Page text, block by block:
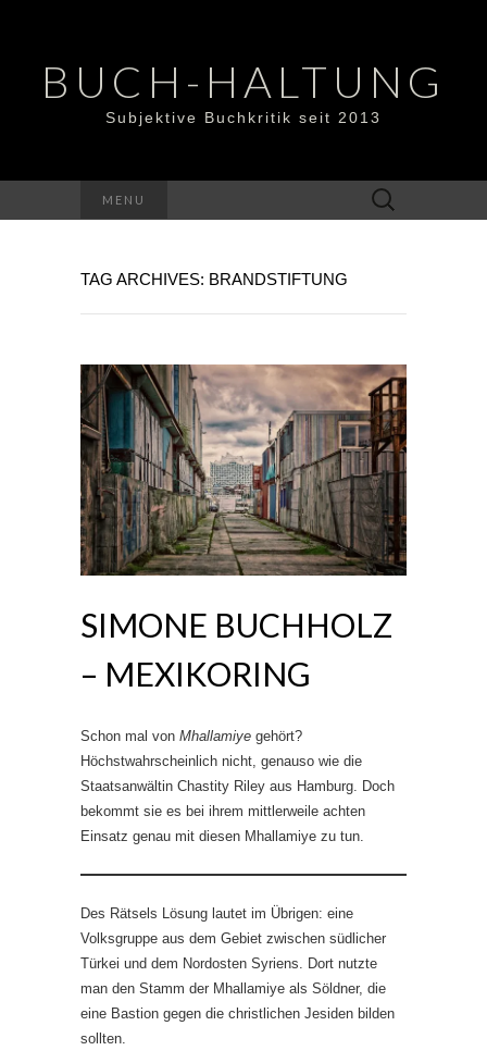
BUCH-HALTUNG
Subjektive Buchkritik seit 2013
MENU
Suchen
nach:
TAG ARCHIVES: BRANDSTIFTUNG
SIMONE BUCHHOLZ
– MEXIKORING
Schon mal von Mhallamiye gehört?
Höchstwahrscheinlich nicht, genauso wie die
Staatsanwältin Chastity Riley aus Hamburg. Doch
bekommt sie es bei ihrem mittlerweile achten
Einsatz genau mit diesen Mhallamiye zu tun.
Des Rätsels Lösung lautet im Übrigen: eine
Volksgruppe aus dem Gebiet zwischen südlicher
Türkei und dem Nordosten Syriens. Dort nutzte
man den Stamm der Mhallamiye als Söldner, die
eine Bastion gegen die christlichen Jesiden bilden
sollten.